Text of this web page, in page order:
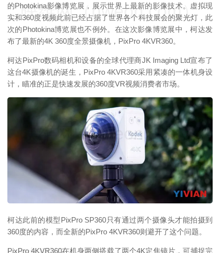
的Photokina影像博览展，展示世界上最新的影像技术。虚拟现
实和360度视频此前已经占据了世界各个科技展会的聚光灯，此
次的Photokina博览展也不例外。在这次影像博览展中，柯达发
布了最新的4K 360度全景摄像机，PixPro 4KVR360。
柯达PixPro数码相机和设备的全球代理商JK Imaging Ltd宣布了
这台4K摄像机的诞生，PixPro 4KVR360采用紧凑的一体机身设
计，瞄准的正是快速发展的360度VR视频消费者市场。
柯达此前的模型PixPro SP360只有通过两个摄像头才能拍摄到
360度的内容，而全新的PixPro 4KVR360则避开了这个问题。
PixPro 4KVR360在机身两侧搭载了两个4K定焦镜片，可捕捉完
映维网（nweon.com）
映维网（nweon.com）